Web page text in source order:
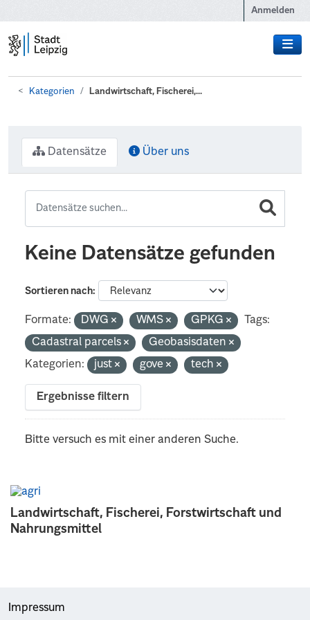
Anmelden
Kategorien Landwirtschaft, Fischerei,...
Landwirtschaft, Fischerei, Forstwirtschaft und
Nahrungsmittel
Datensätze Über uns
Keine Datensätze gefunden
Sortieren nach
Formate: DWG WMS GPKG
Tags:
Cadastral parcels
Geobasisdaten
Kategorien:
just gove tech
Ergebnisse filtern
Bitte versuch es mit einer anderen Suche.
Impressum